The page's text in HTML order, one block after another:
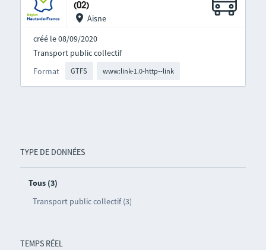
TYPE DE DONNÉES
Tous (3)
Transport public collectif (3)
TEMPS RÉEL
(02)
Aisne
créé le 08/09/2020
Format GTFS www:link-1.0-http--link
Transport public collectif